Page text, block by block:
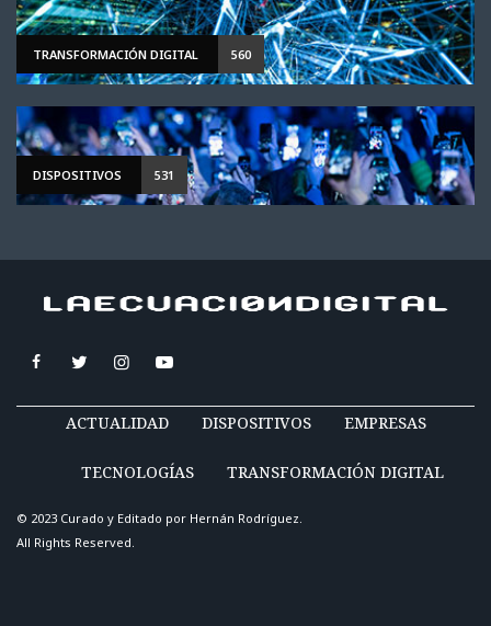
TRANSFORMACIÓN DIGITAL 560
DISPOSITIVOS 531
ACTUALIDAD DISPOSITIVOS EMPRESAS
TECNOLOGÍAS TRANSFORMACIÓN DIGITAL
© 2023 Curado y Editado por Hernán Rodríguez.
All Rights Reserved.